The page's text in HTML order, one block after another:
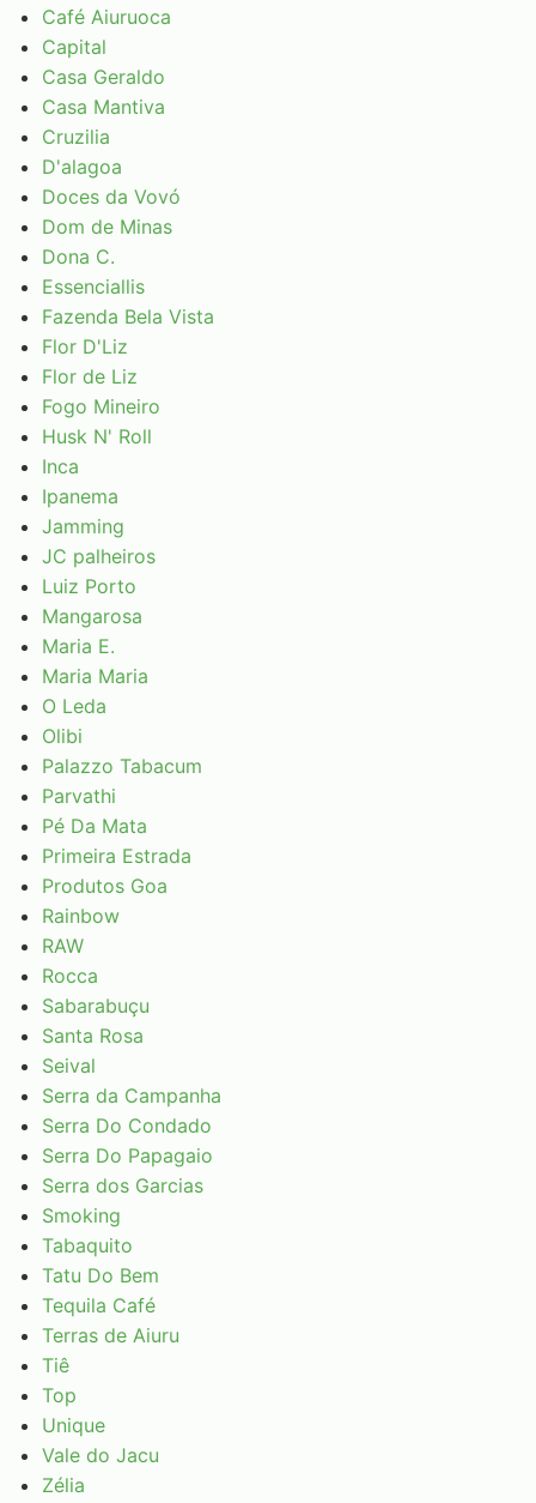
Café Aiuruoca
Capital
Casa Geraldo
Casa Mantiva
Cruzilia
D'alagoa
Doces da Vovó
Dom de Minas
Dona C.
Essenciallis
Fazenda Bela Vista
Flor D'Liz
Flor de Liz
Fogo Mineiro
Husk N' Roll
Inca
Ipanema
Jamming
JC palheiros
Luiz Porto
Mangarosa
Maria E.
Maria Maria
O Leda
Olibi
Palazzo Tabacum
Parvathi
Pé Da Mata
Primeira Estrada
Produtos Goa
Rainbow
RAW
Rocca
Sabarabuçu
Santa Rosa
Seival
Serra da Campanha
Serra Do Condado
Serra Do Papagaio
Serra dos Garcias
Smoking
Tabaquito
Tatu Do Bem
Tequila Café
Terras de Aiuru
Tiê
Top
Unique
Vale do Jacu
Zélia